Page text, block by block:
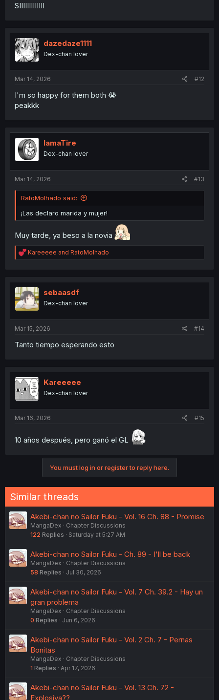
SIIIIIIIIIIIII
dazedaze1111
Dex-chan lover
Mar 14, 2026 #12
I'm so happy for them both 😭
peakkk
IamaTire
Dex-chan lover
Mar 14, 2026 #13
RatoMolhado said:
¡Las declaro marida y mujer!
Muy tarde, ya beso a la novia
R
e
t
i
o
n
Kareeeee and RatoMolhado
sebaasdf
Dex-chan lover
Mar 15, 2026 #14
Tanto tiempo esperando esto
Kareeeee
Dex-chan lover
Mar 16, 2026 #15
10 años después, pero ganó el GL
You must log in or register to reply here.
Similar threads
Akebi-chan no Sailor Fuku - Vol. 16 Ch. 88 - Promise
MangaDex
Chapter Discussions
122 Replies Saturday at 5:27 AM
Akebi-chan no Sailor Fuku - Ch. 89 - I'll be back
MangaDex
Chapter Discussions
58 Replies Jul 30, 2026
Akebi-chan no Sailor Fuku - Vol. 7 Ch. 39.2 - Hay un
gran problema
MangaDex
Chapter Discussions
0 Replies Jun 6, 2026
Akebi-chan no Sailor Fuku - Vol. 2 Ch. 7 - Pernas
Bonitas
MangaDex
Chapter Discussions
1 Replies Apr 17, 2026
Akebi-chan no Sailor Fuku - Vol. 13 Ch. 72 -
Explosiva??